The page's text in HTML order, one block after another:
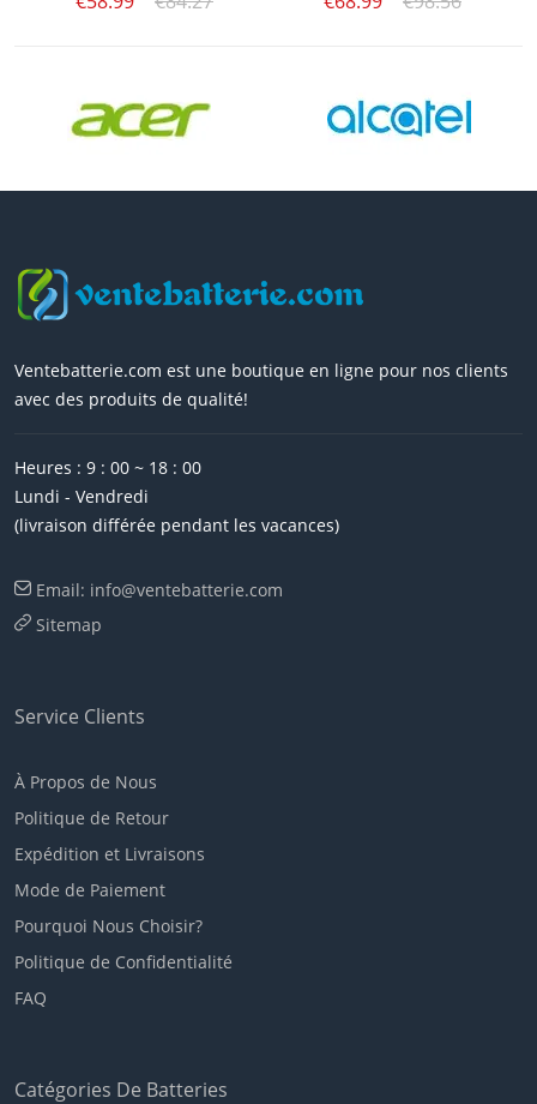
Ventebatterie.com est une boutique en ligne pour nos clients
avec des produits de qualité!
Heures : 9 : 00 ~ 18 : 00
Lundi - Vendredi
(livraison différée pendant les vacances)
Email: info@ventebatterie.com
Sitemap
Service Clients
À Propos de Nous
Politique de Retour
Expédition et Livraisons
Mode de Paiement
Pourquoi Nous Choisir?
Politique de Confidentialité
FAQ
Catégories De Batteries